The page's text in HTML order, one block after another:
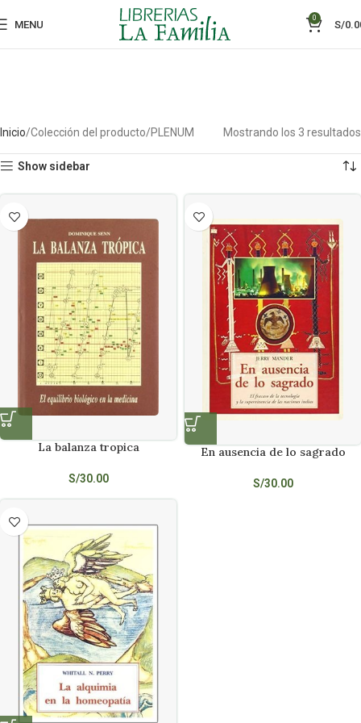
MENU
0
S/
Inicio Colección del producto PLENUM Mostrando los 3 resultados
Show sidebar
La balanza tropica
S/30.00
En ausencia de lo sagrado
S/30.00